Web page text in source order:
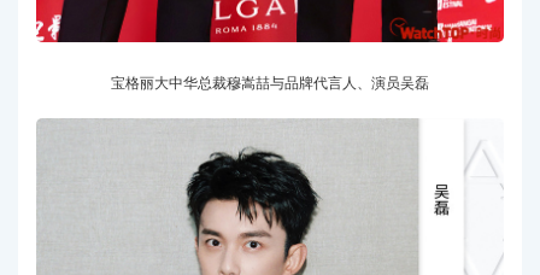
宝格丽大中华总裁穆嵩喆与品牌代言人、演员吴磊